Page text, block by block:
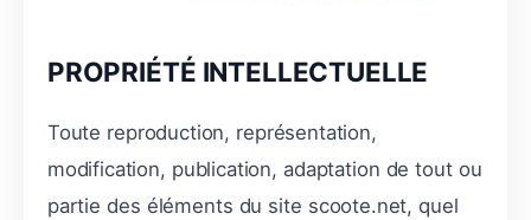
PROPRIÉTÉ INTELLECTUELLE
Toute reproduction, représentation,
modification, publication, adaptation de tout ou
partie des éléments du site scoote.net, quel